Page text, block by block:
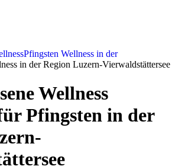
Pfingsten Wellness in der
in der Region Luzern-Vierwaldstättersee
Wellness
Pfingsten in der